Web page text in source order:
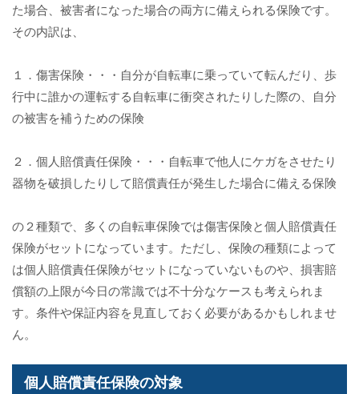
た場合、被害者になった場合の両方に備えられる保険です。
その内訳は、
１．傷害保険・・・自分が自転車に乗っていて転んだり、歩
行中に誰かの運転する自転車に衝突されたりした際の、自分
の被害を補うための保険
２．個人賠償責任保険・・・自転車で他人にケガをさせたり
器物を破損したりして賠償責任が発生した場合に備える保険
の２種類で、多くの自転車保険では傷害保険と個人賠償責任
保険がセットになっています。ただし、保険の種類によって
は個人賠償責任保険がセットになっていないものや、損害賠
償額の上限が今日の常識では不十分なケースも考えられま
す。条件や保証内容を見直しておく必要があるかもしれませ
ん。
個人賠償責任保険の対象